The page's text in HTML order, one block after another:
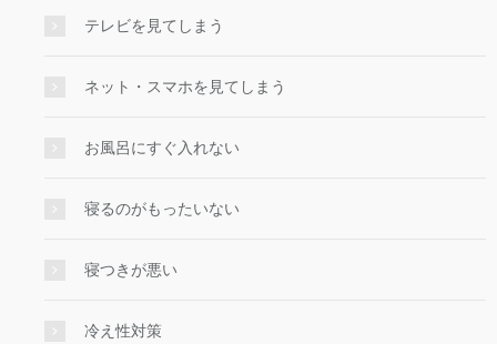
テレビを見てしまう
ネット・スマホを見てしまう
お風呂にすぐ入れない
寝るのがもったいない
寝つきが悪い
冷え性対策